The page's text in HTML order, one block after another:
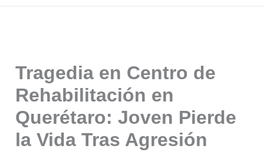
Tragedia en Centro de
Rehabilitación en
Querétaro: Joven Pierde
la Vida Tras Agresión